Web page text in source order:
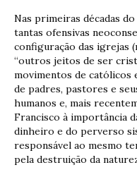
Nas primeiras décadas
tantas ofensivas
configuração das igrejas
“outros jeitos de ser
movimentos de católicos
de padres, pastores e
humanos e, mais
Francisco à importância
dinheiro e do perverso
responsável ao mesmo
pela destruição da